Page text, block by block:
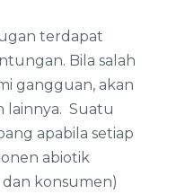
terdapat
Bila salah
gangguan, akan
lainnya. Suatu
apabila setiap
abiotik
konsumen)